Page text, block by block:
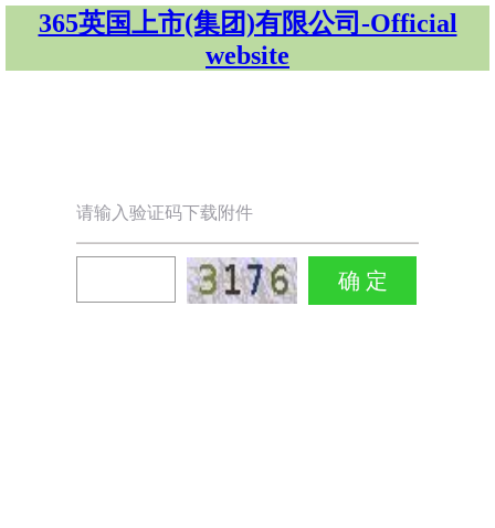
365英国上市(集团)有限公司-Official
website
请输入验证码下载附件